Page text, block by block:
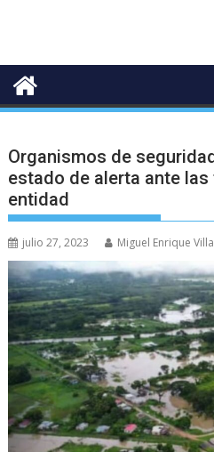
Organismos de
estado de alerta ante
entidad
julio 27, 2023 Miguel Enrique